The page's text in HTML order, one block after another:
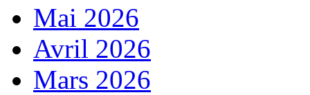
Mai 2026
Avril 2026
Mars 2026